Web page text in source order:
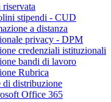
riservata
stipendi - CUD
a distanza
privacy - DPM
credenziali istituzionali
bandi di lavoro
Rubrica
di distribuzione
Office 365